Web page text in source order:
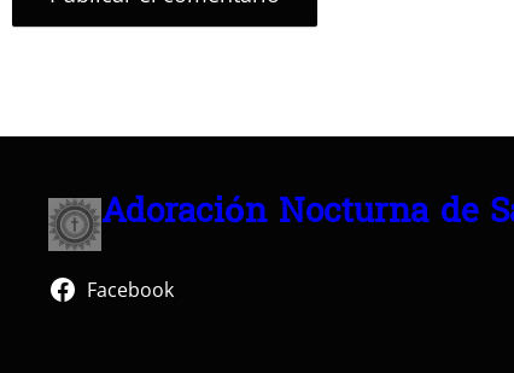
Adoración Nocturna de
Facebook